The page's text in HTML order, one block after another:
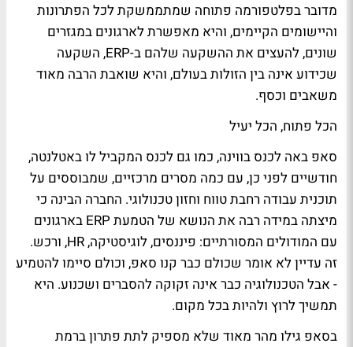
מדובר בפלטפורמה פתוחה שמתממשקת לכל הפתרונות
והיישומים הקיימים, והיא מאפשרת לארגונים במגזרים
שונים, להעצים את ההשקעה שלהם ב-ERP, השקעה
שכידוע אינה בין הזולות בעולם, והיא שואבת הרבה מאוד
משאבים וכסף.
הכל פתוח, הכל יעיל
סאפ באה לכנס בווינה, כמו גם לכנס המקביל לו באטלנטה,
חודשיים לפני כן, עם כמה מסרים מרכזיים, שמבוססים על
תוכנית עבודה רחבת טווח וחזון טכנולוגי. החברה הבינה כי
מיצתה במידה רבה את הנושא של הטמעת ERP בארגונים
עם המודולים המסורתיים: פיננסים, לוגיסטיקה, HR, ורכש.
זה עדיין לא אומר שכולם כבר קנו סאפ, וכולם סיימו להטמיע
- אבל הטכנולוגיה כבר אינה זקוקה להסברים ושכנוע. היא
תמשיך לרוץ ולהיות בכל מקום.
בסאפ גילו מהר מאוד שלא מספיק לתת פתרון ברמת